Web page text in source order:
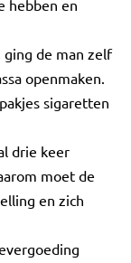
hebben en
de man zelf
openmaken.
sigaretten
drie keer
moet de
en zich